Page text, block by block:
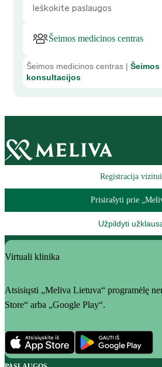
Šeimos medicinos centras
Šeimos medicinos centras |
konsultacijos
Registracija vizitui
Prisirašyti prie
Užpildyti
Virtuali klinika
Atsisiųsti „Meliva Lietuva“ programėlę
Store“ arba „Google Play“.